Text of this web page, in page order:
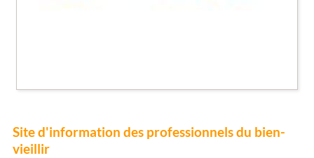
Site d'information des professionnels du bien-
vieillir